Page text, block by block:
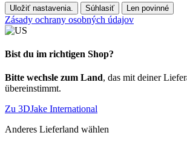
Uložiť nastavenia. Súhlasiť Len povinné
Zásady ochrany osobných údajov
Bist du im richtigen Shop?
Bitte wechsle zum Land, das mit deiner
übereinstimmt.
Zu 3DJake International
Anderes Lieferland wählen